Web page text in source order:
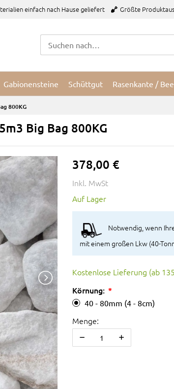
einfach nach Hause geliefert Größte
Gabionensteine Schüttgut Rasenkante /
800KG
Big Bag 800KG
378,00 €
Inkl. MwSt
Auf Lager
Notwendig, wenn
mit einem großen Lkw (40-
Kostenlose Lieferung (ab
Körnung:
40 - 80mm (4 - 8cm)
Menge: